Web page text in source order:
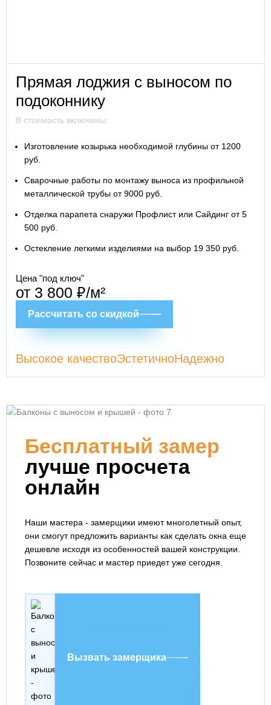
Прямая лоджия с выносом по
подоконнику
В стоимость включены:
Изготовление козырька необходимой глубины от 1200
руб.
Сварочные работы по монтажу выноса из профильной
металлической трубы от 9000 руб.
Отделка парапета снаружи Профлист или Сайдинг от 5
500 руб.
Остекление легкими изделиями на выбор 19 350 руб.
Цена "под ключ"
от 3 800 ₽/м²
Рассчитать со скидкой
Высокое качествоЭстетичноНадежно
Бесплатный замер
лучше просчета
онлайн
Наши мастера - замерщики имеют многолетный опыт,
они смогут предложить варианты как сделать окна еще
дешевле исходя из особенностей вашей конструкции.
Позвоните сейчас и мастер приедет уже сегодня.
Вызвать замерщика